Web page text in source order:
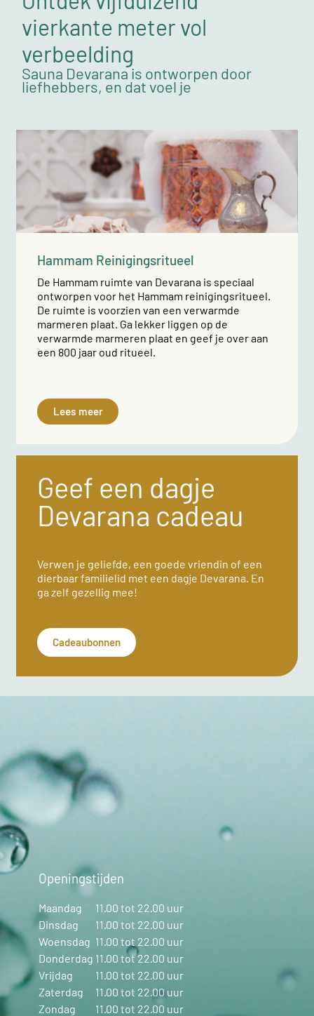
vierkante meter vol
verbeelding
Sauna Devarana is ontworpen door
liefhebbers, en dat voel je
Hammam Reinigingsritueel
De Hammam ruimte van Devarana is speciaal
ontworpen voor het Hammam reinigingsritueel.
De ruimte is voorzien van een verwarmde
marmeren plaat. Ga lekker liggen op de
verwarmde marmeren plaat en geef je over aan
een 800 jaar oud ritueel.
Lees meer
Geef een dagje
Devarana cadeau
Verwen je geliefde, een goede vriendin of een
dierbaar familielid met een dagje Devarana. En
ga zelf gezellig mee!
Cadeaubonnen
Openingstijden
Maandag
11.00 tot 22.00 uur
Dinsdag
11.00 tot 22.00 uur
Woensdag 11.00 tot 22.00 uur
Donderdag 11.00 tot 22.00 uur
Vrijdag
11.00 tot 22.00 uur
Zaterdag
11.00 tot 22.00 uur
Zondag
11.00 tot 22.00 uur